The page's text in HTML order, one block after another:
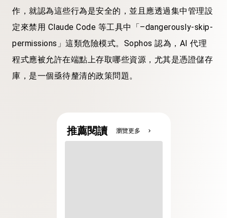
作，就認為這些行為是安全的，並且應透過集中管理設
定來禁用 Claude Code 等工具中「–dangerously-skip-
permissions」這類危險模式。Sophos 認為，AI 代理
程式應被允許在端點上存取哪些資源，尤其是憑證儲存
庫，是一個亟待釐清的政策問題。
推薦閱讀 瀏覽更多 chevron_right